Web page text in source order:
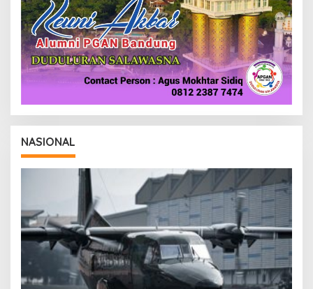
NASIONAL